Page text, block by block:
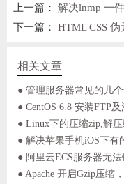
上一篇：解决lnmp 一
下一篇：HTML CSS
相关文章
● 管理服务器常见的几
● CentOS 6.8 安装FTP
● Linux下的压缩zip,解
● 解决苹果手机iOS下有
● Apache 开启Gzip压缩